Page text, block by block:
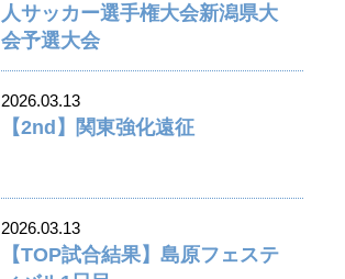
人サッカー選手権大会新潟県大
会予選大会
2026.03.13
【2nd】関東強化遠征
2026.03.13
【TOP試合結果】島原フェステ